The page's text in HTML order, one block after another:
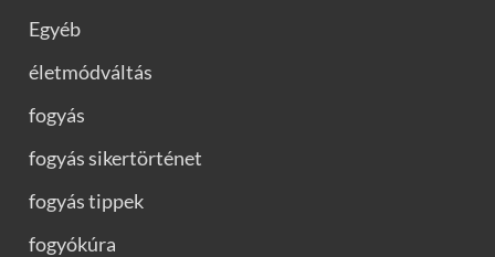
Egyéb
életmódváltás
fogyás
fogyás sikertörténet
fogyás tippek
fogyókúra